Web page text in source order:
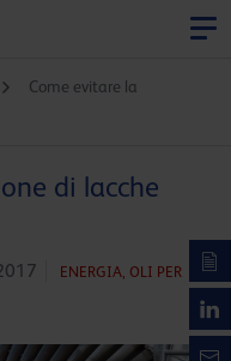
Come evitare la
di lacche
ENERGIA, OLI PER